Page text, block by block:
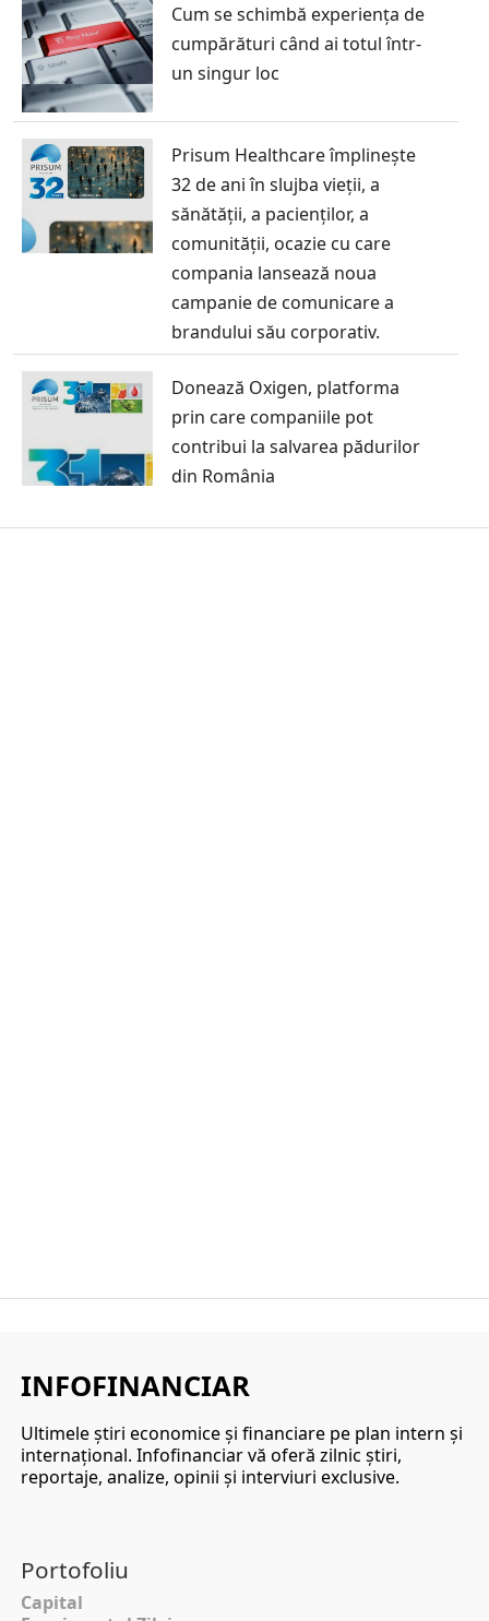
Cum se schimbă experiența de
cumpărături când ai totul într-
un singur loc
Prisum Healthcare împlinește
32 de ani în slujba vieții, a
sănătății, a pacienților, a
comunității, ocazie cu care
compania lansează noua
campanie de comunicare a
brandului său corporativ.
Donează Oxigen, platforma
prin care companiile pot
contribui la salvarea pădurilor
din România
INFOFINANCIAR
Ultimele ştiri economice şi financiare pe plan intern şi
internaţional. Infofinanciar vă oferă zilnic ştiri,
reportaje, analize, opinii şi interviuri exclusive.
Portofoliu
Capital